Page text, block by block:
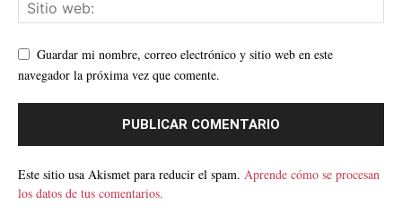
Guardar mi nombre, correo electrónico y sitio web en este
navegador la próxima vez que comente.
Este sitio usa Akismet para reducir el spam. Aprende cómo se procesan
los datos de tus comentarios.